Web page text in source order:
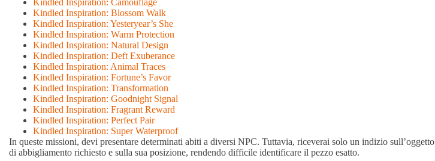
Kindled Inspiration: Camouflage
Kindled Inspiration: Blossom Walk
Kindled Inspiration: Yesteryear’s She
Kindled Inspiration: Warm Protection
Kindled Inspiration: Natural Design
Kindled Inspiration: Deft Exuberance
Kindled Inspiration: Animal Traces
Kindled Inspiration: Fortune’s Favor
Kindled Inspiration: Transformation
Kindled Inspiration: Goodnight Signal
Kindled Inspiration: Fragrant Reward
Kindled Inspiration: Perfect Pair
Kindled Inspiration: Super Waterproof
In queste missioni, devi presentare determinati abiti a diversi NPC. Tuttavia, riceverai solo un indizio sull’oggetto
di abbigliamento richiesto e sulla sua posizione, rendendo difficile identificare il pezzo esatto.